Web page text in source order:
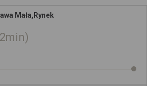
Mała,Rynek
2min